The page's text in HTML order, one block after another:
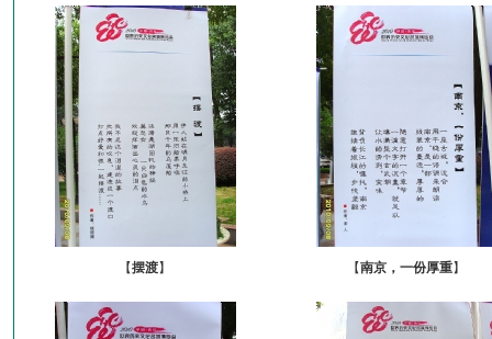
【摆渡】 【南京，一份厚重】